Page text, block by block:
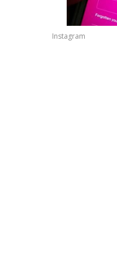
Instagram